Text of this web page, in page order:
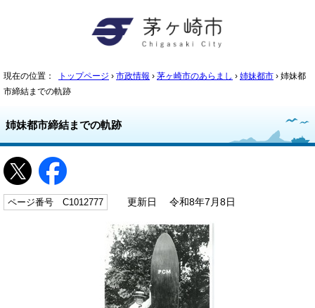
現在の位置： トップページ › 市政情報 › 茅ヶ崎市のあらまし › 姉妹都市 › 姉妹都
市締結までの軌跡
姉妹都市締結までの軌跡
ページ番号 C1012777 更新日 令和8年7月8日